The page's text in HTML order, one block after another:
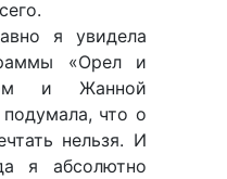
я увидела
«Орел и
и Жанной
что о
нельзя. И
я абсолютно